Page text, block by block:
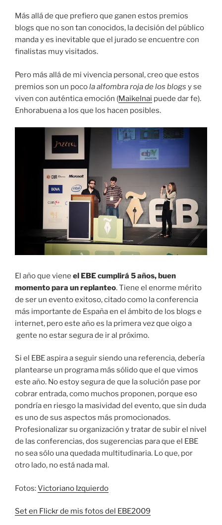
Más allá de que prefiero que ganen estos premios
blogs que no son tan conocidos, la decisión del público
manda y es inevitable que el jurado se encuentre con
finalistas muy visitados.
Pero más allá de mi vivencia personal, creo que estos
premios son un pocola alfombra roja de los blogs y se
viven con auténtica emoción (Maikelnai puede dar fe).
Enhorabuena a los que los hacen posibles.
El año que viene el EBE cumplirá 5 años, buen
momento para un replanteo. Tiene el enorme mérito
de ser un evento exitoso, citado como la conferencia
más importante de España en el ámbito de los blogs e
internet, pero este año es la primera vez que oigo a
gente no estar segura de ir al próximo.
Si el EBE aspira a seguir siendo una referencia, debería
plantearse un programa más sólido que el que vimos
este año. No estoy segura de que la solución pase por
cobrar entrada, como muchos proponen, porque eso
pondría en riesgo la masividad del evento, que sin duda
es uno de sus aspectos más promocionados.
Profesionalizar su organización y tratar de subir el nivel
de las conferencias, dos sugerencias para que el EBE
no sea sólo una quedada multitudinaria. Lo que, por
otro lado, no está nada mal.
Fotos:Victoriano Izquierdo
Set en Flickr de mis fotos del EBE2009